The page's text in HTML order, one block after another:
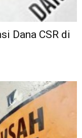
Dana CSR di